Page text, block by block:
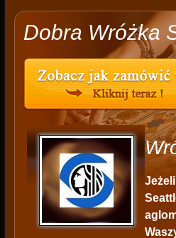
Dobra Wróżka